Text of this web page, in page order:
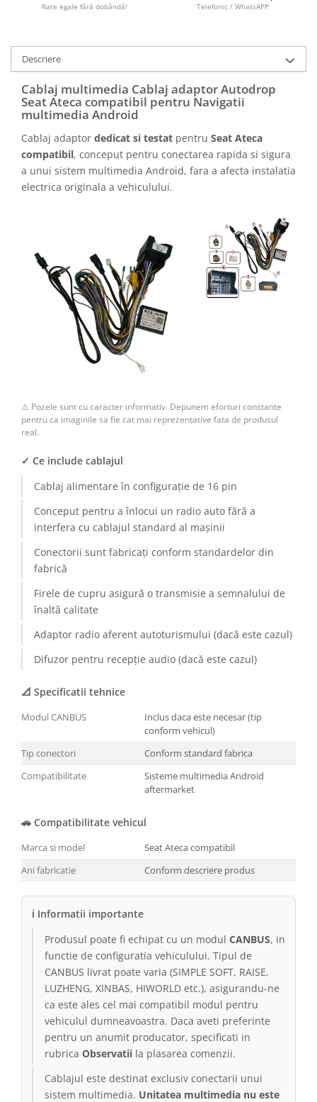
Camere marșarier auto
Camere Skoda
Camere Volkswagen
Camere Mercedes Benz
Camere Audi
Camere Opel
Camere Iveco
Camere Renault
Camere Peugeot
Camere Fiat
Camere înregistrare trafic
Accesorii multimedia
Conectică Auto
Conectică Auto
Conectică Audi
Conectică BMW
Conectică Volkswagen
Conectică Mercedes Benz
Conectică Ford
Conectică Opel
Conectică Skoda
Conectică Honda
Conectică Suzuki
Conectică Renault
Conectică Kia
Conectică Hyundai
Conectică Mitsubishi
Lumini ambientale
Rate egale fără dobândă! Telefonic / WhatsAPP
Descriere
Cablaj multimedia Cablaj adaptor Autodrop
Seat Ateca compatibil pentru Navigatii
multimedia Android
Cablaj adaptor dedicat si testat pentru Seat Ateca
compatibil, conceput pentru conectarea rapida si sigura
a unui sistem multimedia Android, fara a afecta instalatia
electrica originala a vehiculului.
⚠ Pozele sunt cu caracter informativ. Depunem eforturi constante
pentru ca imaginile sa fie cat mai reprezentative fata de produsul
real.
✓ Ce include cablajul
Cablaj alimentare în configurație de 16 pin
Conceput pentru a înlocui un radio auto fără a
interfera cu cablajul standard al mașinii
Conectorii sunt fabricați conform standardelor din
fabrică
Firele de cupru asigură o transmisie a semnalului de
înaltă calitate
Adaptor radio aferent autoturismului (dacă este cazul)
Difuzor pentru recepție audio (dacă este cazul)
📐 Specificatii tehnice
Modul CANBUS
Inclus daca este necesar (tip
conform vehicul)
Tip conectori
Conform standard fabrica
Compatibilitate
Sisteme multimedia Android
aftermarket
🚗 Compatibilitate vehicul
Marca si model
Seat Ateca compatibil
Ani fabricatie
Conform descriere produs
ℹ Informatii importante
Produsul poate fi echipat cu un modul CANBUS, in
functie de configuratia vehiculului. Tipul de
CANBUS livrat poate varia (SIMPLE SOFT, RAISE,
LUZHENG, XINBAS, HIWORLD etc.), asigurandu-ne
ca este ales cel mai compatibil modul pentru
vehiculul dumneavoastra. Daca aveti preferinte
pentru un anumit producator, specificati in
rubrica Observatii la plasarea comenzii.
Cablajul este destinat exclusiv conectarii unui
sistem multimedia. Unitatea multimedia nu este